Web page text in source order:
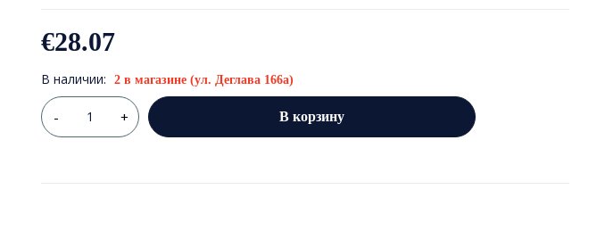
€28.07
В наличии: 2 в магазине (ул. Деглава 166а)
В корзину